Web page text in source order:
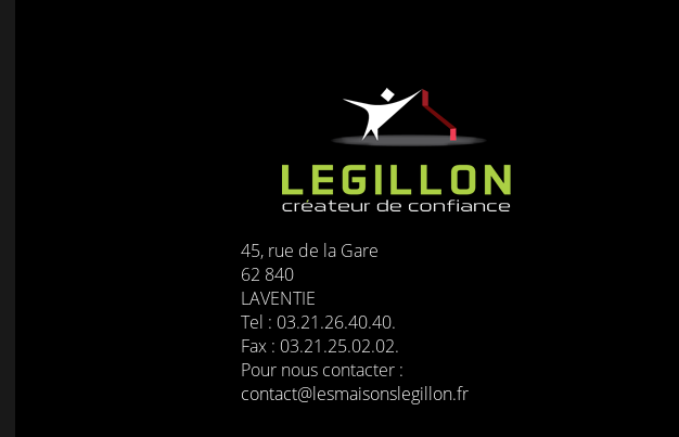
45, rue de la Gare
62 840
LAVENTIE
Tel : 03.21.26.40.40.
Fax : 03.21.25.02.02.
Pour nous contacter :
contact@lesmaisonslegillon.fr